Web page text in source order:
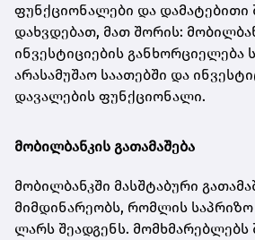
ფუნქციონალები და დამატებითი
დახვდებათ, მათ შორის:
ინვესტიციების განხორციელება
არასამუშაო საათებში და
დავალების ფუნქციონალი.
მობილბანკის გათამაშება
მობილბანკში მასშტაბური
მიმდინარეობს, რომლის საპრიზო
ლარს შეადგენს.